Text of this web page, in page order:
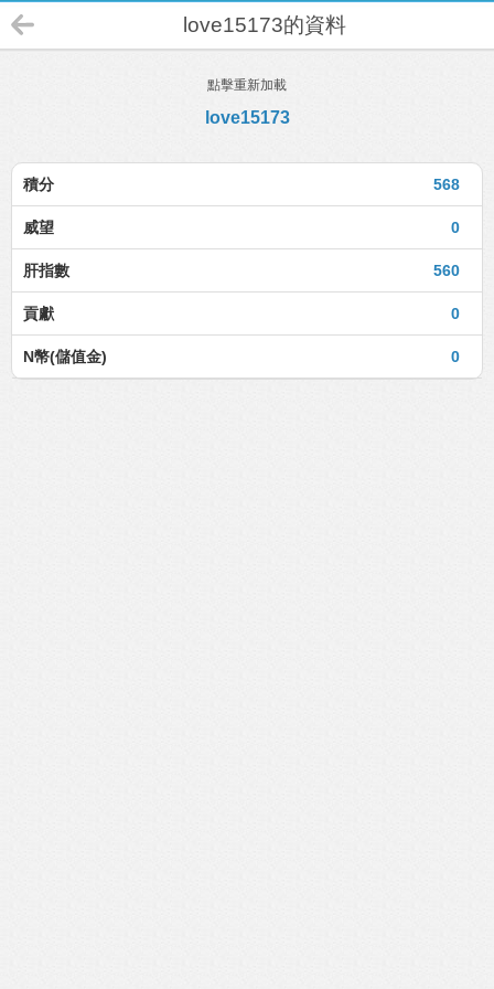
love15173的資料
點擊重新加載
love15173
568
積分
0
威望
560
肝指數
0
貢獻
0
N幣(儲值金)